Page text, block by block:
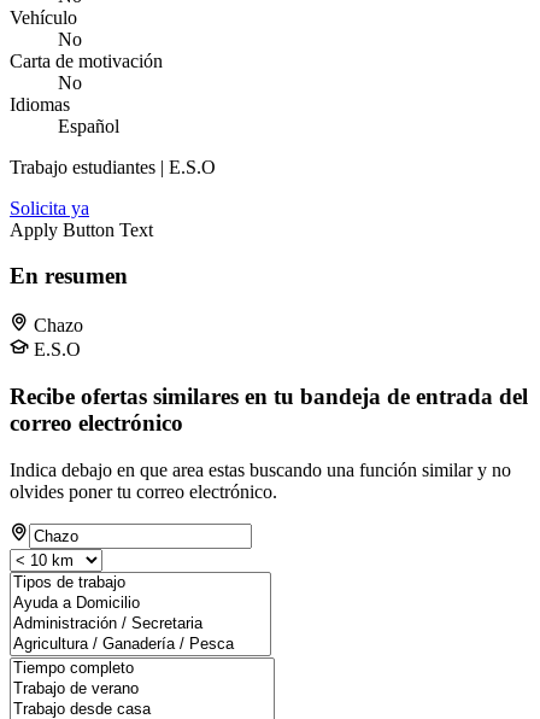
Vehículo
No
Carta de motivación
No
Idiomas
Español
Trabajo estudiantes | E.S.O
Solicita ya
Apply Button Text
En resumen
Chazo
E.S.O
Recibe ofertas similares en tu bandeja de entrada del
correo electrónico
Indica debajo en que area estas buscando una función similar y no
olvides poner tu correo electrónico.